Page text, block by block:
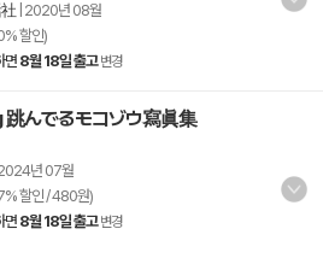
2020년 08월
할인)
면8월 18일 출고 변경
んでるモコゾウ寫眞集
년 07월
할인 / 480원)
면8월 18일 출고 변경